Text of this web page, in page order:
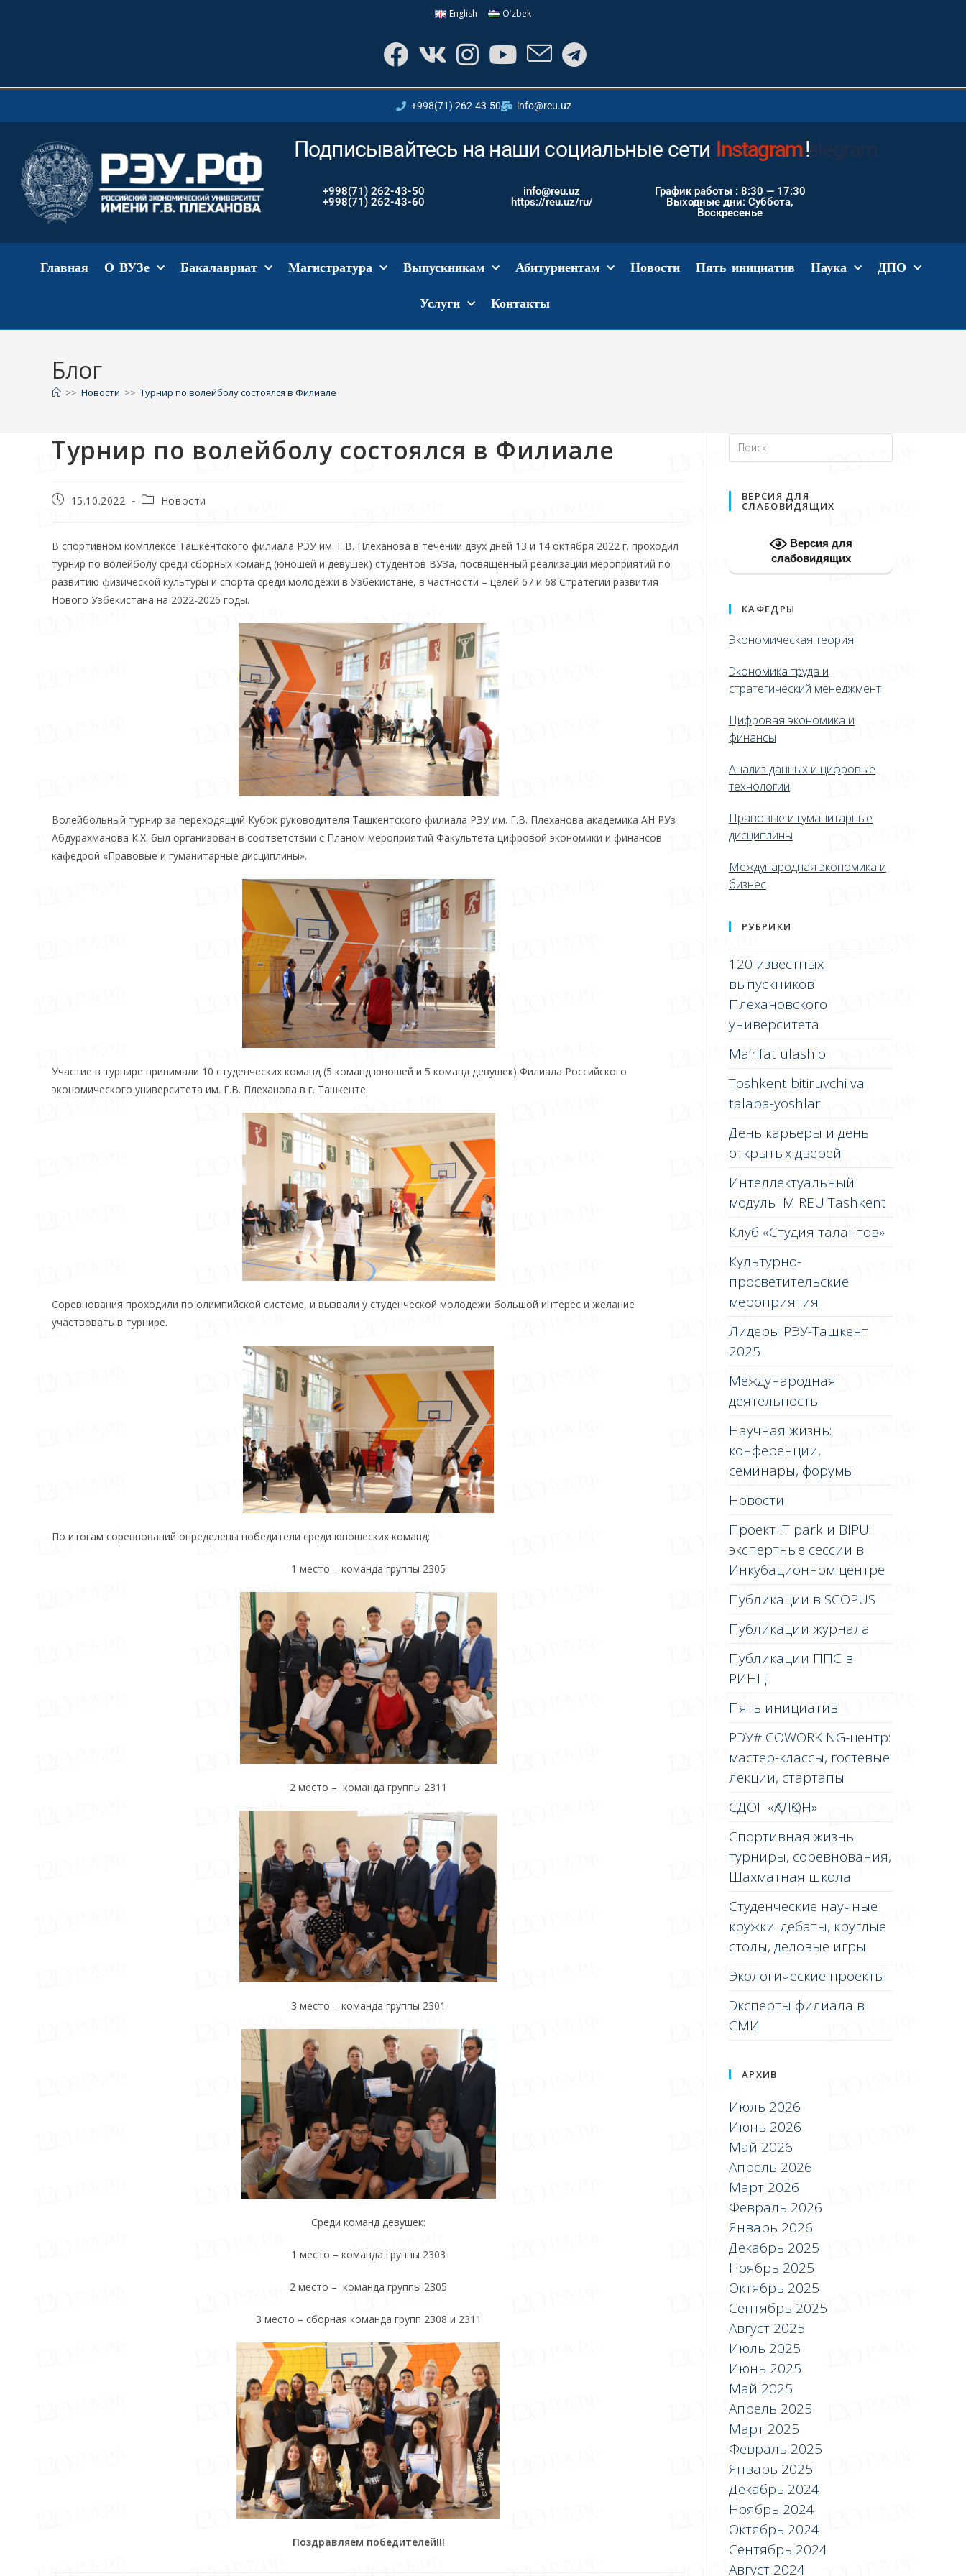
English Oʻzbek
+998(71) 262-43-50 info@reu.uz
Подписывайтесь на наши социальные сети Instagram
Youtube !
+998(71) 262-43-50
+998(71) 262-43-60
info@reu.uz
https://reu.uz/ru/
График работы : 8:30 — 17:30
Выходные дни: Суббота,
Воскресенье
Главная О ВУЗе Бакалавриат Магистратура Выпускникам Абитуриентам Новости Пять инициатив Наука ДПО
Услуги Контакты
Блог
>> Новости >> Турнир по волейболу состоялся в Филиале
Турнир по волейболу состоялся в Филиале
15.10.2022 Новости
В спортивном комплексе Ташкентского филиала РЭУ им. Г.В. Плеханова в течении двух дней 13 и 14 октября 2022 г. проходил
турнир по волейболу среди сборных команд (юношей и девушек) студентов ВУЗа, посвященный реализации мероприятий по
развитию физической культуры и спорта среди молодёжи в Узбекистане, в частности – целей 67 и 68 Стратегии развития
Нового Узбекистана на 2022-2026 годы.
Волейбольный турнир за переходящий Кубок руководителя Ташкентского филиала РЭУ им. Г.В. Плеханова академика АН РУз
Абдурахманова К.Х. был организован в соответствии с Планом мероприятий Факультета цифровой экономики и финансов
кафедрой «Правовые и гуманитарные дисциплины».
Участие в турнире принимали 10 студенческих команд (5 команд юношей и 5 команд девушек) Филиала Российского
экономического университета им. Г.В. Плеханова в г. Ташкенте.
Соревнования проходили по олимпийской системе, и вызвали у студенческой молодежи большой интерес и желание
участвовать в турнире.
По итогам соревнований определены победители среди юношеских команд:
1 место – команда группы 2305
2 место – команда группы 2311
3 место – команда группы 2301
Среди команд девушек:
1 место – команда группы 2303
2 место – команда группы 2305
3 место – сборная команда групп 2308 и 2311
Поздравляем победителей!!!
ВЕРСИЯ ДЛЯ
СЛАБОВИДЯЩИХ
Версия для
слабовидящих
КАФЕДРЫ
Экономическая теория
Экономика труда и
стратегический менеджмент
Цифровая экономика и
финансы
Анализ данных и цифровые
технологии
Правовые и гуманитарные
дисциплины
Международная экономика и
бизнес
РУБРИКИ
120 известных
выпускников
Плехановского
университета
Ma’rifat ulashib
Toshkent bitiruvchi va
talaba-yoshlar
День карьеры и день
открытых дверей
Интеллектуальный
модуль IM REU Tashkent
Клуб «Студия талантов»
Культурно-
просветительские
мероприятия
Лидеры РЭУ-Ташкент
2025
Международная
деятельность
Научная жизнь:
конференции,
семинары, форумы
Новости
Проект IT park и BIPU:
экспертные сессии в
Инкубационном центре
Публикации в SCOPUS
Публикации журнала
Публикации ППС в
РИНЦ
Пять инициатив
РЭУ# COWORKING-центр:
мастер-классы, гостевые
лекции, стартапы
СДОГ «ҚАЛҚОН»
Спортивная жизнь:
турниры, соревнования,
Шахматная школа
Студенческие научные
кружки: дебаты, круглые
столы, деловые игры
Экологические проекты
Эксперты филиала в
СМИ
АРХИВ
Июль 2026
Июнь 2026
Май 2026
Апрель 2026
Март 2026
Февраль 2026
Январь 2026
Декабрь 2025
Ноябрь 2025
Октябрь 2025
Сентябрь 2025
Август 2025
Июль 2025
Июнь 2025
Май 2025
Апрель 2025
Март 2025
Февраль 2025
Январь 2025
Декабрь 2024
Ноябрь 2024
Октябрь 2024
Сентябрь 2024
Август 2024